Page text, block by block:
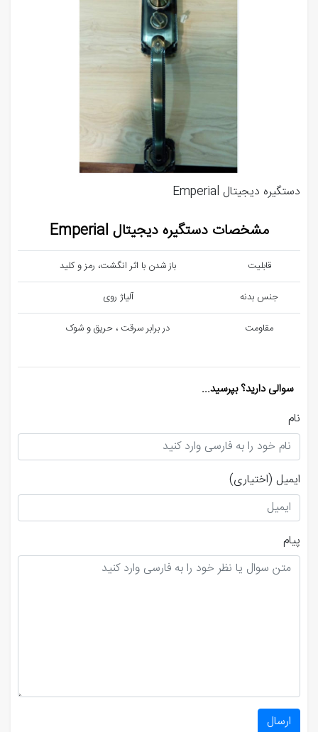
دستگیره دیجیتال Emperial
مشخصات دستگیره دیجیتال Emperial
قابلیت
باز شدن با اثر انگشت، رمز و کلید
جنس بدنه
آلیاژ روی
مقاومت
در برابر سرقت ، حریق و شوک
سوالی دارید؟ بپرسید...
نام
ایمیل (اختیاری)
پیام
ارسال